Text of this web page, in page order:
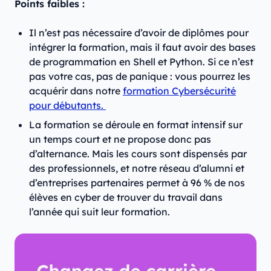
‍Points faibles :
Il n’est pas nécessaire d’avoir de diplômes pour
intégrer la formation, mais il faut avoir des bases
de programmation en Shell et Python. Si ce n’est
pas votre cas, pas de panique : vous pourrez les
acquérir dans notre formation Cybersécurité
pour débutants.
La formation se déroule en format intensif sur
un temps court et ne propose donc pas
d’alternance. Mais les cours sont dispensés par
des professionnels, et notre réseau d’alumni et
d’entreprises partenaires permet à 96 % de nos
élèves en cyber de trouver du travail dans
l’année qui suit leur formation.